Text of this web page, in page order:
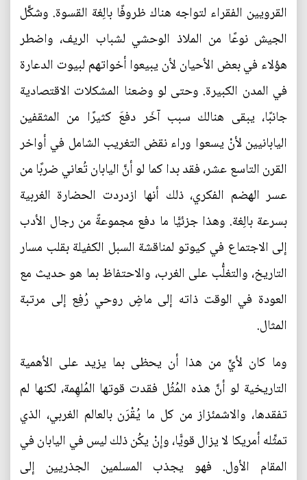
القرويين الفقراء لتواجه هناك ظروفًا بالِغة القسوة. وشكَّل
الجيش نوعًا من الملاذ الوحشي لشباب الريف، واضطر
هؤلاء في بعض الأحيان لأن يبيعوا أخواتهم لبيوت الدعارة
في المدن الكبيرة. وحتى لو وضعنا المشكلات الاقتصادية
جانبًا، يبقى هنالك سبب آخَر دفعَ كثيرًا من المثقفين
اليابانيين لأنْ يسعوا وراء نقض التغريب الشامل في أواخر
القرن التاسع عشر، فقد بدا كما لو أنَّ اليابان تُعاني ضربًا من
عسر الهضم الفكري، ذلك أنها ازدردت الحضارة الغربية
بسرعة بالِغة. وهذا جزئيًّا ما دفع مجموعةً من رجال الأدب
إلى الاجتماع في كيوتو لمناقشة السبل الكفيلة بقلب مسار
التاريخ، والتغلُّب على الغرب، والاحتفاظ بما هو حديث مع
العودة في الوقت ذاته إلى ماضٍ روحي رُفِع إلى مرتبة
المثال.
وما كان لأيٍّ من هذا أن يحظى بما يزيد على الأهمية
التاريخية لو أنَّ هذه المُثُل فقدت قوتها المُلهِمة، لكنها لم
تفقدها، والاشمئزاز من كل ما يُقْرَن بالعالم الغربي، الذي
تمثِّله أمريكا لا يزال قويًّا، وإنْ يكُن ذلك ليس في اليابان في
المقام الأول. فهو يجذب المسلمين الجذريين إلى